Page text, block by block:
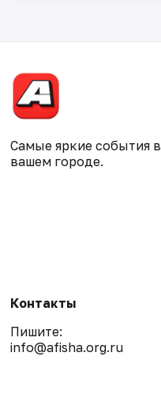
Самые яркие события в
вашем городе.
Контакты
Пишите:
info@afisha.org.ru